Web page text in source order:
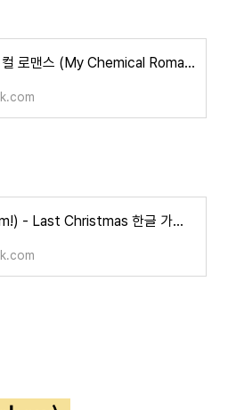
마이 케미컬 로맨스 (My Chemical Romance) - DEAD! 완벽정리 (한글 가사 해석, 뜻, 비하인드 스토리, 듣기
왬 (Wham!) - Last Christmas 한글 가사/해석/뜻/의미